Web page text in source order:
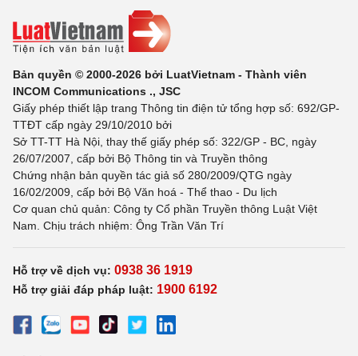
Bản quyền © 2000-2026 bởi LuatVietnam - Thành viên
INCOM Communications ., JSC
Giấy phép thiết lập trang Thông tin điện tử tổng hợp số: 692/GP-
TTĐT cấp ngày 29/10/2010 bởi
Sở TT-TT Hà Nội, thay thế giấy phép số: 322/GP - BC, ngày
26/07/2007, cấp bởi Bộ Thông tin và Truyền thông
Chứng nhận bản quyền tác giả số 280/2009/QTG ngày
16/02/2009, cấp bởi Bộ Văn hoá - Thể thao - Du lịch
Cơ quan chủ quản: Công ty Cổ phần Truyền thông Luật Việt
Nam. Chịu trách nhiệm: Ông Trần Văn Trí
Hỗ trợ về dịch vụ: 0938 36 1919
Hỗ trợ giải đáp pháp luật: 1900 6192